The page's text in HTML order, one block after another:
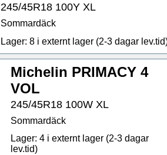
245/45R18 100Y XL
Sommardäck
Lager: 8 i externt lager (2-3 dagar
Michelin PRIMACY 4
VOL
245/45R18 100W XL
Sommardäck
Lager: 4 i externt lager (2-3 dagar
lev.tid)